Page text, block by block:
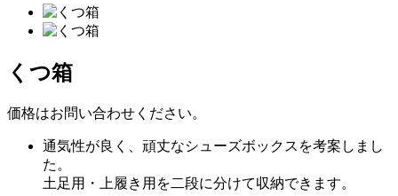
くつ箱
価格はお問い合わせください。
通気性が良く、頑丈なシューズボックスを考案しまし
た。
土足用・上履き用を二段に分けて収納できます。